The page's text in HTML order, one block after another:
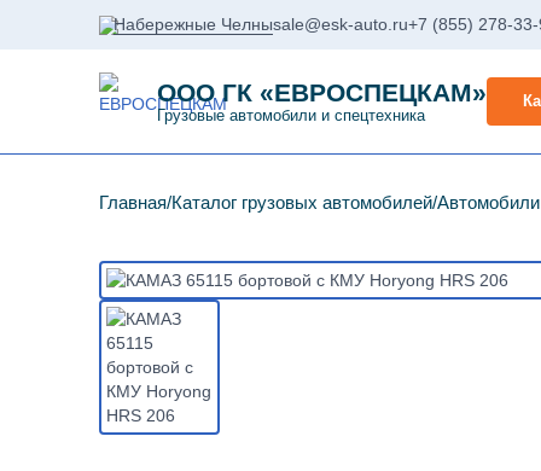
Набережные Челныsale@esk-auto.ru+7 (855) 278-33-
ООО ГК «ЕВРОСПЕЦКАМ»
Грузовые автомобили и спецтехника
Главная Каталог грузовых автомобилей